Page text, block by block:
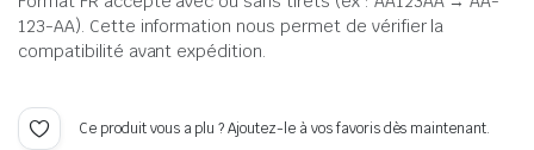
123-AA). Cette information nous permet de vérifier la
compatibilité avant expédition.
Ce produit vous a plu ? Ajoutez-le à vos favoris dès maintenant.